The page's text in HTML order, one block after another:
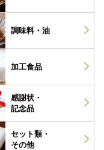
調味料・ 油
加工食品
感謝状・
記念品
セット類・
その他